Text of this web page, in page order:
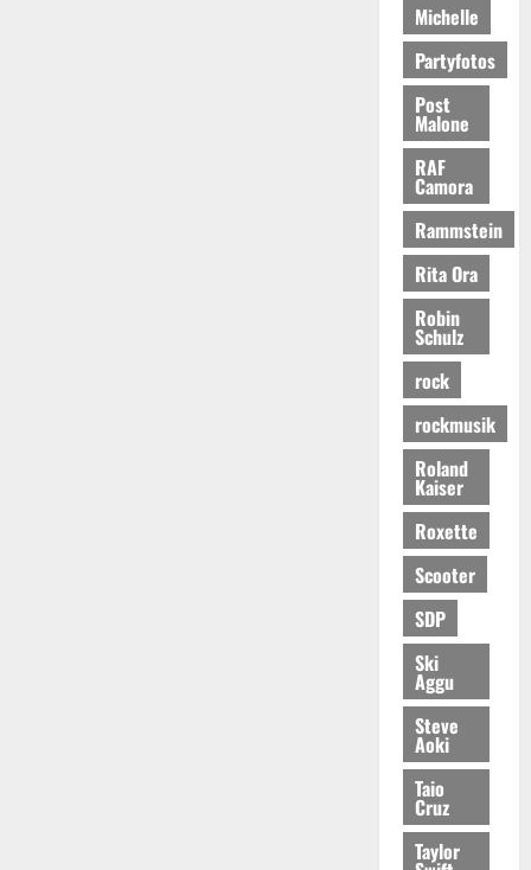
Michelle
Partyfotos
Post
Malone
RAF
Camora
Rammstein
Rita Ora
Robin
Schulz
rock
rockmusik
Roland
Kaiser
Roxette
Scooter
SDP
Ski
Aggu
Steve
Aoki
Taio
Cruz
Taylor